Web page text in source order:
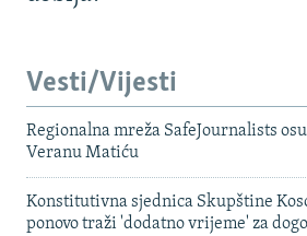
Vesti/Vijesti
Regionalna mreža SafeJournalists
Veranu Matiću
Konstitutivna sjednica Skupštine
ponovo traži 'dodatno vrijeme' za